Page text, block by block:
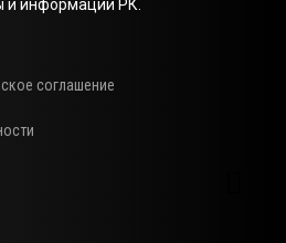
и информации РК.
соглашение